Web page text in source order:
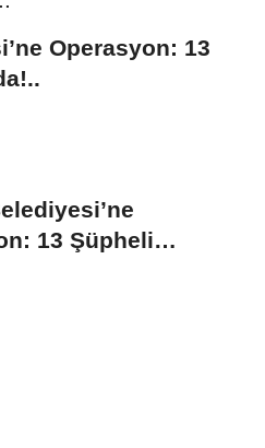
Operasyon: 13
13 Şüpheli